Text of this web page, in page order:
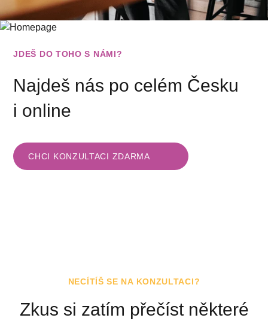
JDEŠ DO TOHO S NÁMI?
Najdeš nás po celém Česku
i online
CHCI KONZULTACI ZDARMA
NECÍTÍŠ SE NA KONZULTACI?
Zkus si zatím přečístněkteré